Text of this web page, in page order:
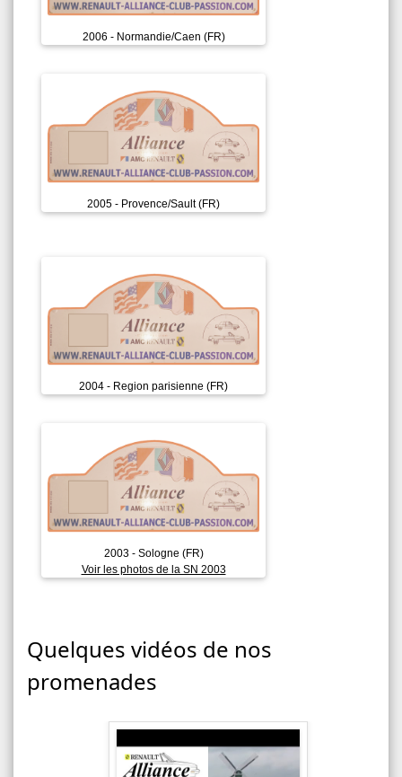
2006 - Normandie/Caen (FR)
2005 - Provence/Sault (FR)
2004 - Region parisienne (FR)
2003 - Sologne (FR)
Voir les photos de la SN 2003
Quelques vidéos de nos
promenades